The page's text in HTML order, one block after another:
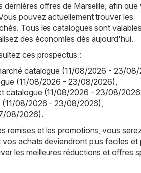
offres de Marseille, afin que
pouvez actuellement trouver les
Tous les catalogues sont
des économies dès aujourd'hui.
ces prospectus :
catalogue (11/08/2026 - 23/08/
(11/08/2026 - 23/08/2026)
catalogue (11/08/2026 - 23/08/
(11/08/2026 - 23/08/2026)
08/2026).
remises et les promotions, vous serez
achats deviendront plus faciles et
les meilleures réductions et offres